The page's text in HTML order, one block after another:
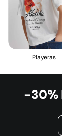
Playeras
-30%